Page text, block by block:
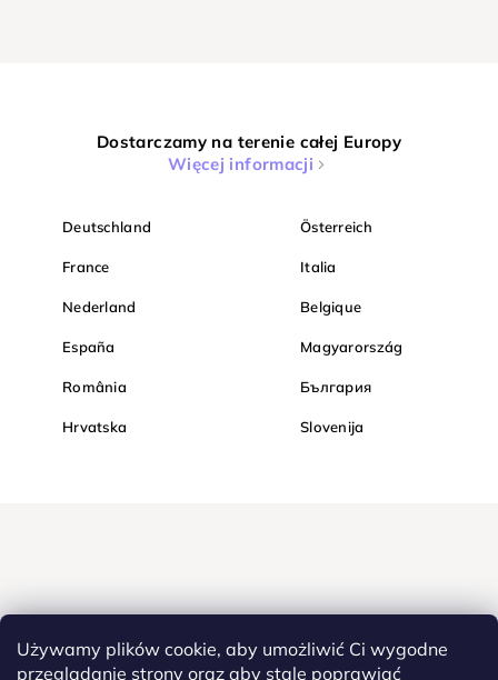
Używamy plików cookie, aby umożliwić Ci wygodne
przeglądanie strony oraz aby stale poprawiać
Dostarczamy na terenie całej Europy
Więcej informacji
Deutschland Österreich
France Italia
Nederland Belgique
España Magyarország
România България
Hrvatska Slovenija